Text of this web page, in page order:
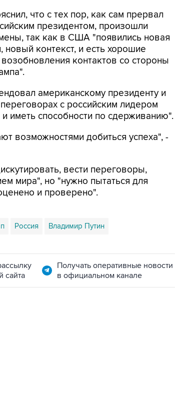
что с тех пор, как сам прервал
президентом, произошли
так как в США "появились новая
новый контекст, и есть хорошие
контактов со стороны
американскому президенту и
с российским лидером
иметь способности по сдерживанию".
возможностями добиться успеха", -
вести переговоры,
мира", но "нужно пытаться для
и проверено".
Россия Владимир Путин
сайта
Получать оперативные новости
в официальном канале